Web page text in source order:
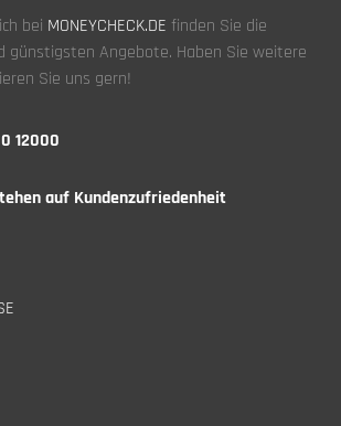
bei MONEYCHECK.DE finden Sie die
günstigsten Angebote. Haben Sie weitere
Sie uns gern!
12000
auf Kundenzufriedenheit